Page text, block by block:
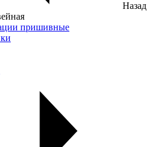
Назад
пришивные